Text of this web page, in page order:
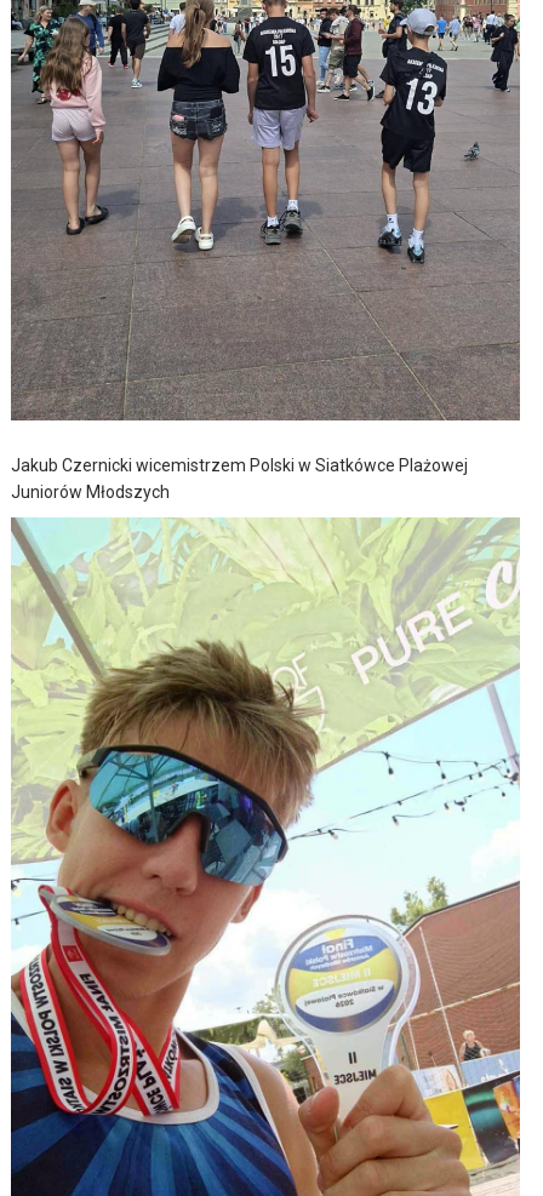
Jakub Czernicki wicemistrzem Polski w Siatkówce Plażowej
Juniorów Młodszych